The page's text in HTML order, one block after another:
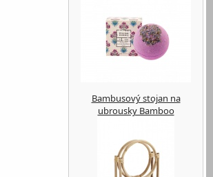
Bambusový stojan na
ubrousky Bamboo